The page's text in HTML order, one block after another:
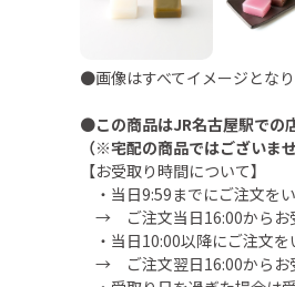
●画像はすべてイメージとなり
●この商品はJR名古屋駅での
（※宅配の商品ではございま
【お受取り時間について】
・当日9:59までにご注文を
→ ご注文当日16:00からお
・当日10:00以降にご注文を
→ ご注文翌日16:00からお